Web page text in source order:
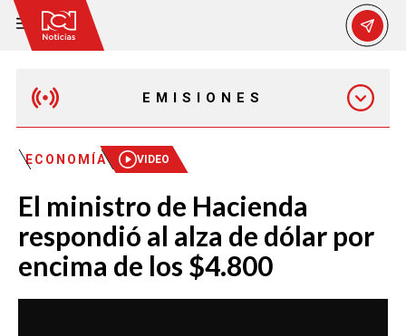
EMISIONES
EMISIÓN 12:30 PM
EMISIÓN 7:00 PM
ECONOMÍA VIDEO
El ministro de Hacienda
respondió al alza de dólar por
encima de los $4.800